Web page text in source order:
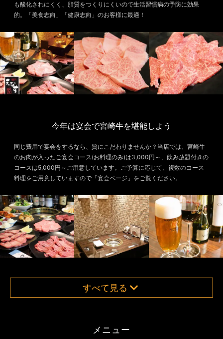
も酸化されにくく、脂質をつくりにくいので生活習慣病の予防に効果
的。「美食志向」「健康志向」のお客様に最適！
今年は宴会で宮崎牛を堪能しよう
同じ費用で宴会をするなら、質にこだわりませんか？当店では、宮崎牛
のお肉が入ったご宴会コース(お料理のみ)は3,000円～、飲み放題付きの
コースは5,000円～ご用意しています。ご予算に応じて、複数のコース
料理をご用意していますので「宴会ページ」をご覧ください。
すべて見る
メニュー